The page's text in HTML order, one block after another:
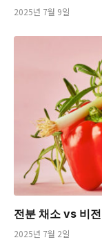
2025년 7월 9일
전분 채소 vs 비
2025년 7월 2일